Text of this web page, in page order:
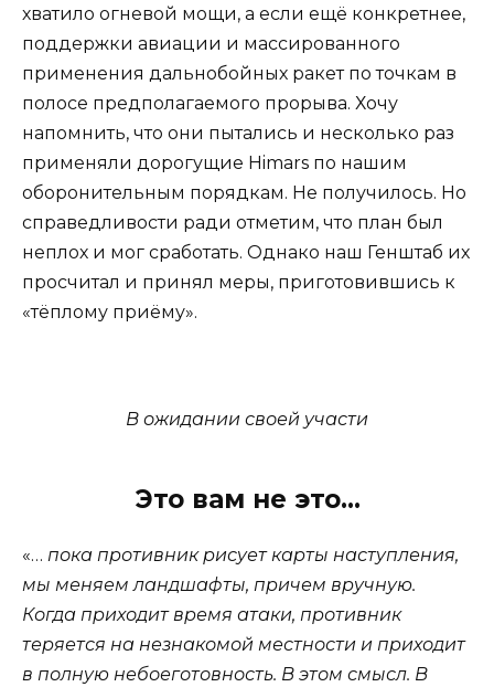
хватило огневой мощи, а если ещё конкретнее,
поддержки авиации и массированного
применения дальнобойных ракет по точкам в
полосе предполагаемого прорыва. Хочу
напомнить, что они пытались и несколько раз
применяли дорогущие Himars по нашим
оборонительным порядкам. Не получилось. Но
справедливости ради отметим, что план был
неплох и мог сработать. Однако наш Генштаб их
просчитал и принял меры, приготовившись к
«тёплому приёму».
В ожидании своей участи
Это вам не это…
«… пока противник рисует карты наступления,
мы меняем ландшафты, причем вручную.
Когда приходит время атаки, противник
теряется на незнакомой местности и приходит
в полную небоеготовность. В этом смысл. В